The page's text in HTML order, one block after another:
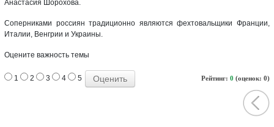
Анастасия Шорохова.
Соперниками россиян традиционно являются фехтовальщики Франции,
Италии, Венгрии и Украины.
Оцените важность темы
Рейтинг: 0 (оценок: 0)
1 2 3 4 5